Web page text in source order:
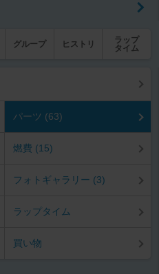
グループ ヒストリ
ラップ
タイム
パーツ (63)
燃費 (15)
フォトギャラリー (3)
ラップタイム
買い物